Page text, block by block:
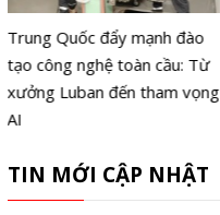
Trung Quốc đẩy mạnh đào
tạo công nghệ toàn cầu: Từ
xưởng Luban đến tham vọng
AI
TIN MỚI CẬP NHẬT